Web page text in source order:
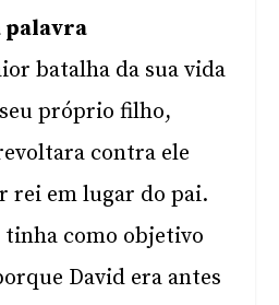
palavra
batalha da sua vida
próprio filho,
contra ele
rei em lugar do pai.
tinha como objetivo
David era antes